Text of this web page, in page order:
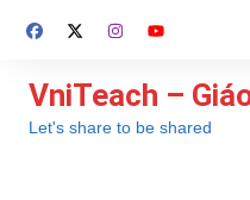
đến
dung
VniTeach –
Let's share to be shared